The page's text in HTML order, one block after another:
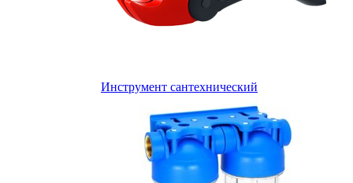
Инструмент сантехнический